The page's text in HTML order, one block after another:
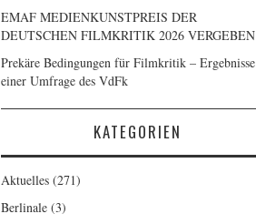
EMAF MEDIENKUNSTPREIS DER
DEUTSCHEN FILMKRITIK 2026 VERGEBEN
Prekäre Bedingungen für Filmkritik – Ergebnisse
einer Umfrage des VdFk
KATEGORIEN
Aktuelles (271)
Berlinale (3)